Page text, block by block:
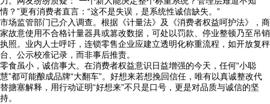
情？”更有消费者直言：“这不是失误，是系统性诚信缺失。”
市场监管部门已介入调查。根据《计量法》及《消费者权益呵护法》，商
家故意使用不合格计量器具或篡改数据，可处以罚款、停业整顿乃至吊销
执照。业内人士呼吁，连锁零售企业应建立透明化称重流程，如开放复秤
台、公示校准记录，而非事后推责。
零食虽小，诚信事大。在消费者权益意识日益增强的今天，任何“小聪
慧”都可能酿成品牌“大翻车”。好想来若想挽回信任，唯有以真诚整改代
替搪塞解释，用行动证明“好想来”不只是口号，更是对品质与诚信的坚
持。